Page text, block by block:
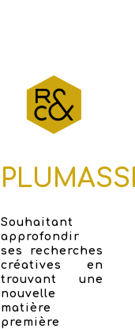
Souhaitant
approfondir
ses recherches
créatives en
trouvant une
nouvelle
matière
première